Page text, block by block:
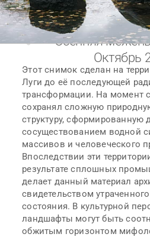
Осенняя
Октябрь
Этот снимок сделан на
Луги до её последующей
трансформации. На момент
сохранял сложную
структуру, сформированную
сосуществованием водной
массивов и человеческого
Впоследствии эти
результате сплошных
делает данный материал
свидетельством
состояния. В культурной
ландшафты могут быть
обжитым горизонтом